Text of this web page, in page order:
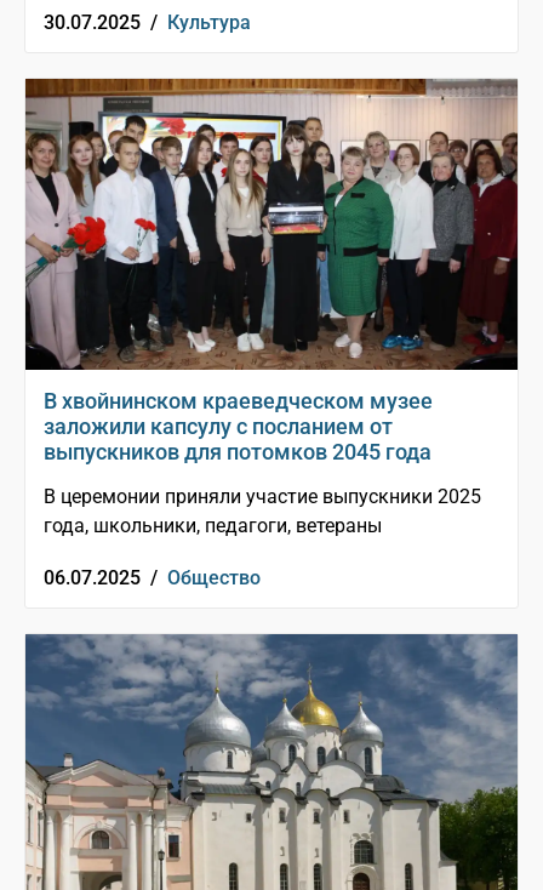
30.07.2025 / Культура
В хвойнинском краеведческом музее
заложили капсулу с посланием от
выпускников для потомков 2045 года
В церемонии приняли участие выпускники 2025
года, школьники, педагоги, ветераны
06.07.2025 / Общество